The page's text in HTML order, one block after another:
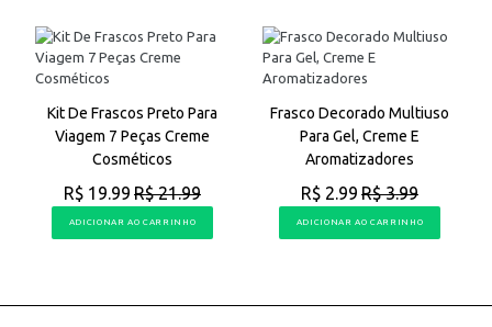
Kit De Frascos Preto Para
Viagem 7 Peças Creme
Cosméticos
R$ 19.99 R$ 21.99
ADICIONAR AO CARRINHO
Frasco Decorado Multiuso
Para Gel, Creme E
Aromatizadores
R$ 2.99 R$ 3.99
ADICIONAR AO CARRINHO